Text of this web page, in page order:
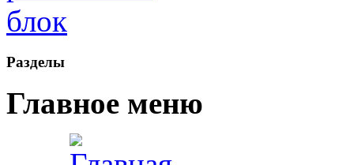
Рaзделы
Главное меню